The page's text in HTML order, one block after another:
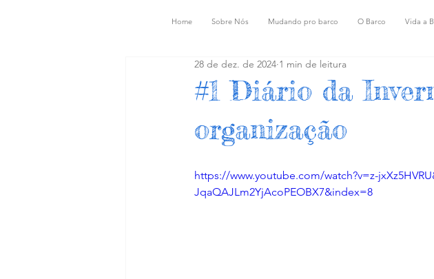
Home Sobre Nós Mudando pro barco O Barco Vida a
#1 Diário da
organização
28 de dez. de 2024 1 min de leitura
https://www.youtube.com/watch?v=z-
JqaQAJLm2YjAcoPEOBX7&index=8